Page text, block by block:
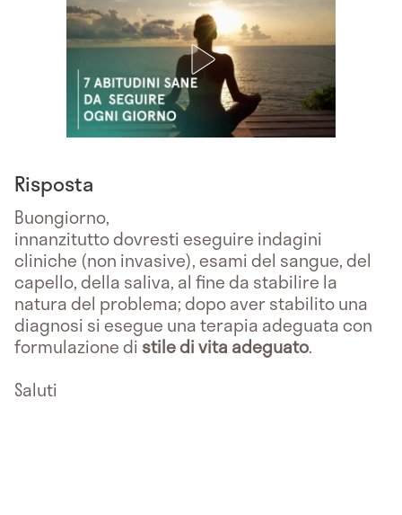
Risposta
Buongiorno,
innanzitutto dovresti eseguire indagini
cliniche (non invasive), esami del sangue, del
capello, della saliva, al fine da stabilire la
natura del problema; dopo aver stabilito una
diagnosi si esegue una terapia adeguata con
formulazione di stile di vita adeguato.
Saluti